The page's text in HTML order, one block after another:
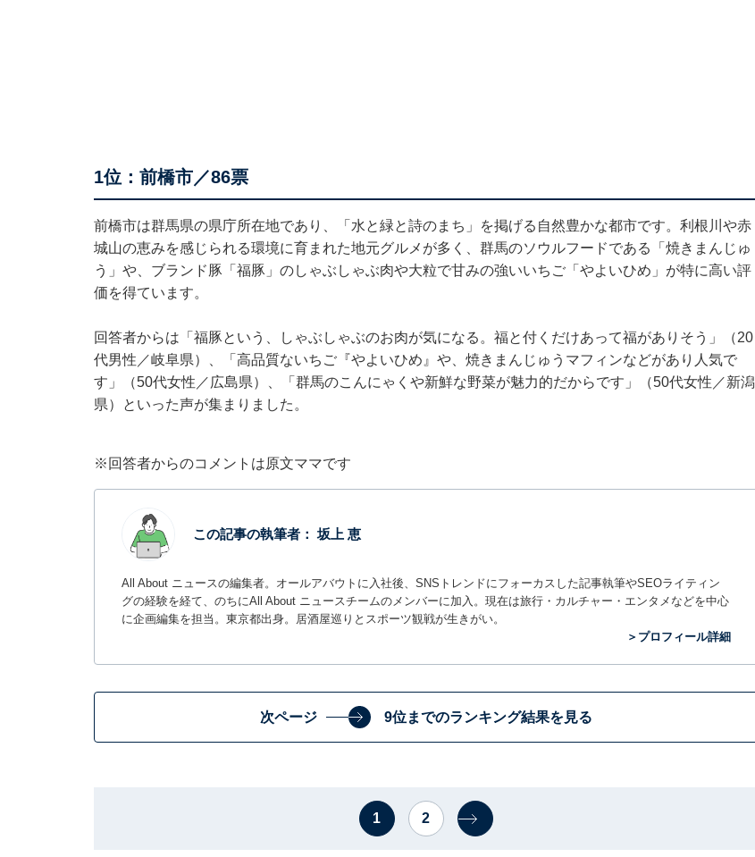
1位：前橋市／86票
前橋市は群馬県の県庁所在地であり、「水と緑と詩のまち」を掲げる自然豊かな都市です。利根川や赤
城山の恵みを感じられる環境に育まれた地元グルメが多く、群馬のソウルフードである「焼きまんじゅ
う」や、ブランド豚「福豚」のしゃぶしゃぶ肉や大粒で甘みの強いいちご「やよいひめ」が特に高い評
価を得ています。
回答者からは「福豚という、しゃぶしゃぶのお肉が気になる。福と付くだけあって福がありそう」（20
代男性／岐阜県）、「高品質ないちご『やよいひめ』や、焼きまんじゅうマフィンなどがあり人気で
す」（50代女性／広島県）、「群馬のこんにゃくや新鮮な野菜が魅力的だからです」（50代女性／新潟
県）といった声が集まりました。
※回答者からのコメントは原文ママです
この記事の執筆者： 坂上 恵
All About ニュースの編集者。オールアバウトに入社後、SNSトレンドにフォーカスした記事執筆やSEOライティン
グの経験を経て、のちにAll About ニュースチームのメンバーに加入。現在は旅行・カルチャー・エンタメなどを中心
に企画編集を担当。東京都出身。居酒屋巡りとスポーツ観戦が生きがい。
＞プロフィール詳細
次ページ 9位までのランキング結果を見る
1 2